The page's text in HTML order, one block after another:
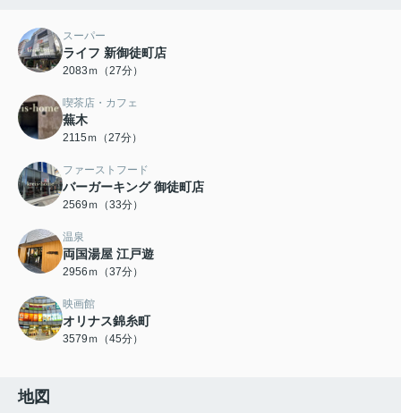
スーパー
ライフ 新御徒町店
2083ｍ（27分）
喫茶店・カフェ
蕪木
2115ｍ（27分）
ファーストフード
バーガーキング 御徒町店
2569ｍ（33分）
温泉
両国湯屋 江戸遊
2956ｍ（37分）
映画館
オリナス錦糸町
3579ｍ（45分）
地図